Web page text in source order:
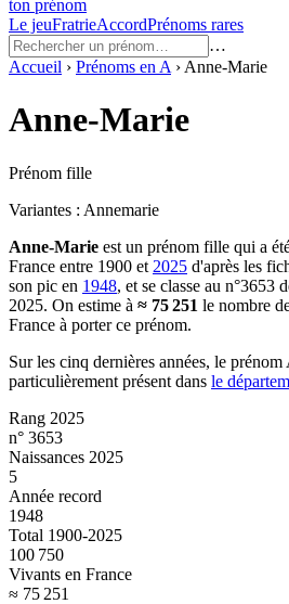
ton prénom
Le jeuFratrieAccordPrénoms rares
…
Accueil › Prénoms en A › Anne-Marie
Anne-Marie
Prénom fille
Variantes : Annemarie
Anne-Marie est un prénom fille qui a
France entre 1900 et 2025 d'après les
son pic en 1948, et se classe au n°3653
2025. On estime à ≈ 75 251 le nombre
France à porter ce prénom.
Sur les cinq dernières années, le prénom
particulièrement présent dans le
Rang 2025
n° 3653
Naissances 2025
5
Année record
1948
Total 1900-2025
100 750
Vivants en France
≈ 75 251